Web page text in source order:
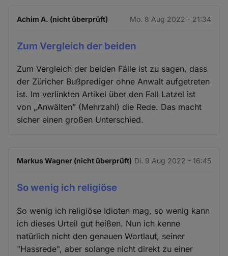
Achim A. (nicht überprüft) Mo. 8 Aug 2022 - 21:34
Zum Vergleich der beiden
Zum Vergleich der beiden Fälle ist zu sagen, dass
der Züricher Bußprediger ohne Anwalt aufgetreten
ist. Im verlinkten Artikel über den Fall Latzel ist
von „Anwälten” (Mehrzahl) die Rede. Das macht
sicher einen großen Unterschied.
Markus Wagner (nicht überprüft) Di. 9 Aug 2022 - 16:45
So wenig ich religiöse
So wenig ich religiöse Idioten mag, so wenig kann
ich dieses Urteil gut heißen. Nun ich kenne
natürlich nicht den genauen Wortlaut, seiner
"Hassrede", aber solange nicht direkt zu einer